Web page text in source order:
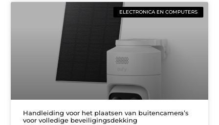
ELECTRONICA EN COMPUTERS
Handleiding voor het plaatsen van buitencamera’s
voor volledige beveiligingsdekking